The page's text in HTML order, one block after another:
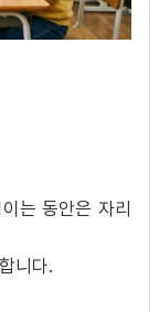
는 동안은 자리
니다.